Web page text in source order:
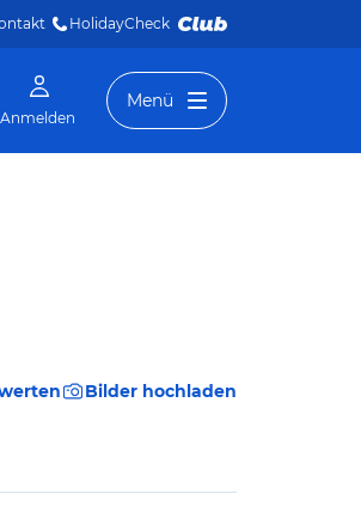
HolidayCheck
Anmelden
Menü
Bilder hochladen